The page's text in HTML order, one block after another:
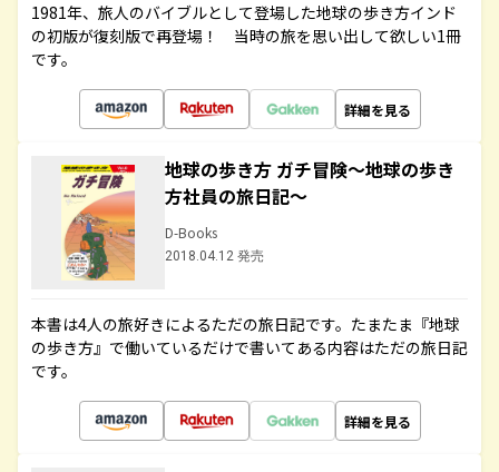
1981年、旅人のバイブルとして登場した地球の歩き方インド
の初版が復刻版で再登場！ 当時の旅を思い出して欲しい1冊
です。
詳細を見る
地球の歩き方 ガチ冒険～地球の歩き
方社員の旅日記～
D-Books
2018.04.12 発売
本書は4人の旅好きによるただの旅日記です。たまたま『地球
の歩き方』で働いているだけで書いてある内容はただの旅日記
です。
詳細を見る